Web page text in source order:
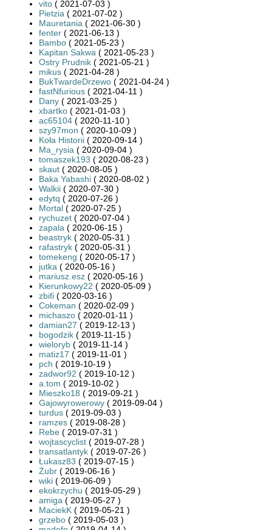
vito ( 2021-07-03 )
Pietzia ( 2021-07-02 )
Mauretania ( 2021-06-30 )
fenter ( 2021-06-13 )
Bambo ( 2021-05-23 )
Kapitan Sakwa ( 2021-05-23 )
Ostry Prudnik ( 2021-05-21 )
mikus ( 2021-04-28 )
BukTwardeDrzewo ( 2021-04-24 )
fastNfurious ( 2021-04-11 )
Dany ( 2021-03-25 )
xbartko ( 2021-01-03 )
ac65104 ( 2020-11-10 )
szy97mon ( 2020-10-09 )
Koła Historii ( 2020-09-14 )
Ma_rysia ( 2020-09-04 )
tomaszek193 ( 2020-08-23 )
skaut ( 2020-08-05 )
Baka Yabashi ( 2020-08-02 )
Walkii ( 2020-07-30 )
edytq ( 2020-07-26 )
Mortal ( 2020-07-25 )
rychuzet ( 2020-07-04 )
zapala ( 2020-06-15 )
beastryk ( 2020-05-31 )
rafastryk ( 2020-05-31 )
tomekeng ( 2020-05-17 )
jutka ( 2020-05-16 )
mariusz.esz ( 2020-05-16 )
Kierunkowy22 ( 2020-05-09 )
zbifi ( 2020-03-16 )
Cokeman ( 2020-02-09 )
michaszo ( 2020-01-11 )
damian27 ( 2019-12-13 )
bogodzik ( 2019-11-15 )
wieloryb ( 2019-11-14 )
matiz17 ( 2019-11-01 )
pch ( 2019-10-19 )
zadwor92 ( 2019-10-12 )
a.tom ( 2019-10-02 )
Mieszko18 ( 2019-09-21 )
Gajowyrowerowy ( 2019-09-04 )
turdus ( 2019-09-03 )
ramzes ( 2019-08-28 )
Rebe ( 2019-07-31 )
wojtascyclist ( 2019-07-28 )
transatlantyk ( 2019-07-26 )
Łukasz83 ( 2019-07-15 )
Żubr ( 2019-06-16 )
wiki ( 2019-06-09 )
ekokrzychu ( 2019-05-29 )
amiga ( 2019-05-27 )
MaciekK ( 2019-05-21 )
grzebo ( 2019-05-03 )